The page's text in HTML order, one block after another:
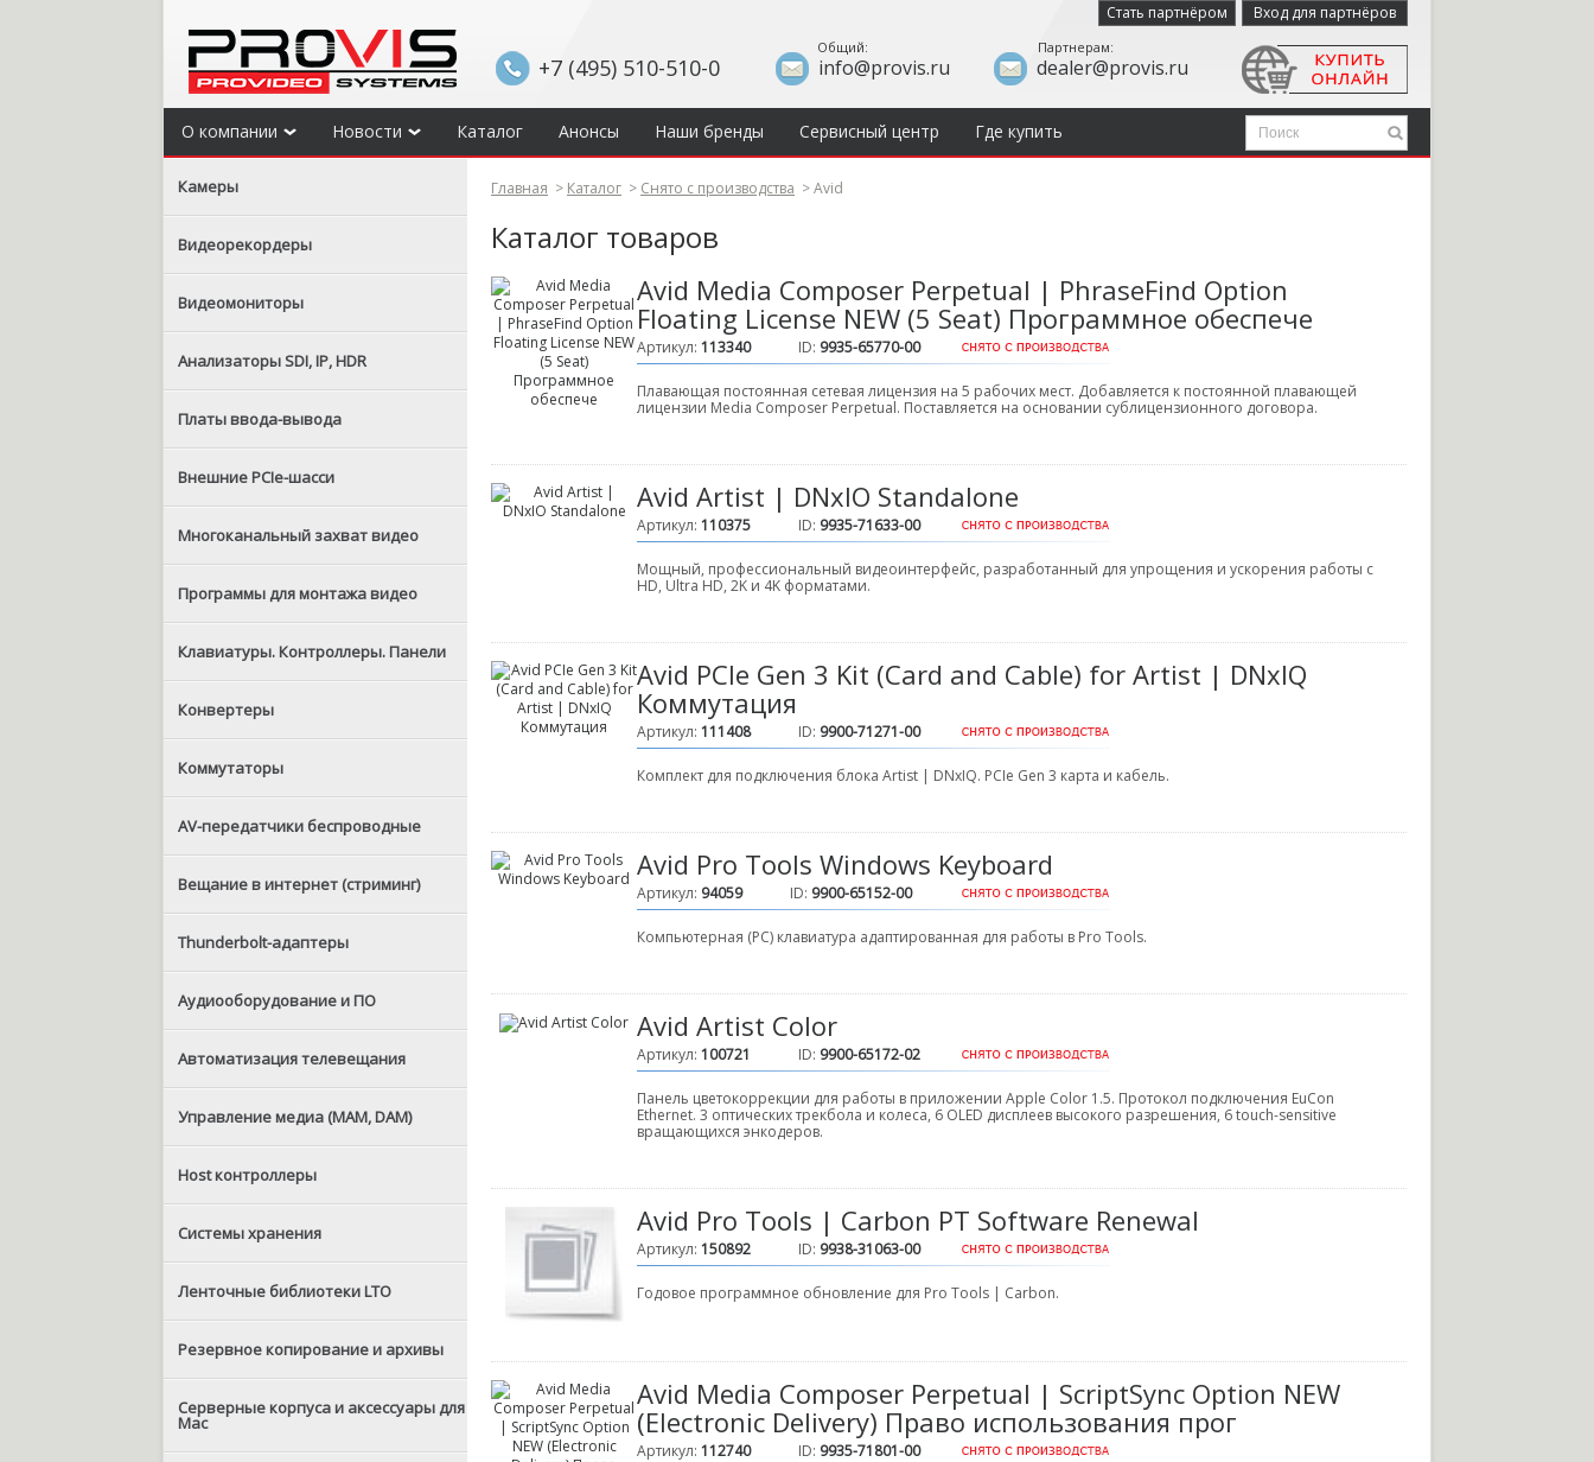
Стать партнёром Вход для партнёров
+7 (495) 510-510-0 info@provis.ru dealer@provis.ru
Общий: Партнерам:
О компании Новости Каталог Анонсы Наши бренды Сервисный центр Где купить
Камеры
Видеорекордеры
Видеомониторы
Анализаторы SDI, IP, HDR
Платы ввода-вывода
Внешние PCIe-шасси
Многоканальный захват видео
Программы для монтажа видео
Клавиатуры. Контроллеры. Панели
Конвертеры
Коммутаторы
AV-передатчики беспроводные
Вещание в интернет (стриминг)
Thunderbolt-адаптеры
Аудиооборудование и ПО
Автоматизация телевещания
Управление медиа (MAM, DAM)
Host контроллеры
Системы хранения
Ленточные библиотеки LTO
Резервное копирование и архивы
Серверные корпуса и аксессуары для
Mac
Главная > Каталог > Снято с производства >Avid
Каталог товаров
Avid Media Composer Perpetual | PhraseFind Option
Floating License NEW (5 Seat) Программное обеспече
Артикул: 113340 ID: 9935-65770-00
Плавающая постоянная сетевая лицензия на 5 рабочих мест. Добавляется к постоянной плавающей
лицензии Media Composer Perpetual. Поставляется на основании сублицензионного договора.
Avid Artist | DNxIO Standalone
Артикул: 110375 ID: 9935-71633-00
Мощный, профессиональный видеоинтерфейс, разработанный для упрощения и ускорения работы с
HD, Ultra HD, 2K и 4K форматами.
Avid PCIe Gen 3 Kit (Card and Cable) for Artist | DNxIQ
Коммутация
Артикул: 111408 ID: 9900-71271-00
Комплект для подключения блока Artist | DNxIQ. PCIe Gen 3 карта и кабель.
Avid Pro Tools Windows Keyboard
Артикул: 94059 ID: 9900-65152-00
Компьютерная (PC) клавиатура адаптированная для работы в Pro Tools.
Avid Artist Color
Артикул: 100721 ID: 9900-65172-02
Панель цветокоррекции для работы в приложении Apple Color 1.5. Протокол подключения EuCon
Ethernet. 3 оптических трекбола и колеса, 6 OLED дисплеев высокого разрешения, 6 touch-sensitive
вращающихся энкодеров.
Avid Pro Tools | Carbon PT Software Renewal
Артикул: 150892 ID: 9938-31063-00
Годовое программное обновление для Pro Tools | Carbon.
Avid Media Composer Perpetual | ScriptSync Option NEW
(Electronic Delivery) Право использования прог
Артикул: 112740 ID: 9935-71801-00